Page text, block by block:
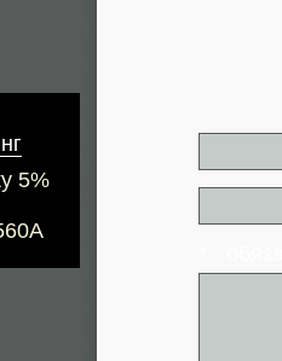
5%